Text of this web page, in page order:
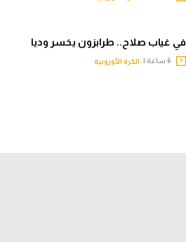
في غياب صلاح.. طرابزون يخسر وديا
الكرة الأوروبية